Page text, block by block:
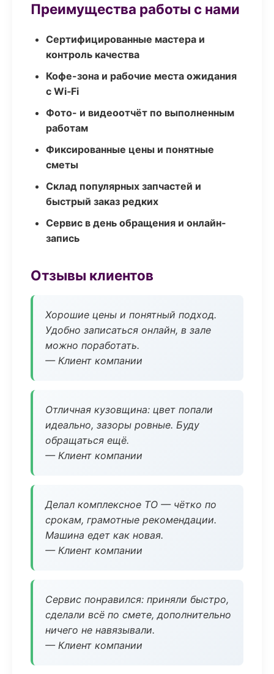
Преимущества работы с нами
Сертифицированные мастера и
контроль качества
Кофе-зона и рабочие места ожидания
с Wi‑Fi
Фото- и видеоотчёт по выполненным
работам
Фиксированные цены и понятные
сметы
Склад популярных запчастей и
быстрый заказ редких
Сервис в день обращения и онлайн-
запись
Отзывы клиентов
Хорошие цены и понятный подход.
Удобно записаться онлайн, в зале
можно поработать.
— Клиент компании
Отличная кузовщина: цвет попали
идеально, зазоры ровные. Буду
обращаться ещё.
— Клиент компании
Делал комплексное ТО — чётко по
срокам, грамотные рекомендации.
Машина едет как новая.
— Клиент компании
Сервис понравился: приняли быстро,
сделали всё по смете, дополнительно
ничего не навязывали.
— Клиент компании